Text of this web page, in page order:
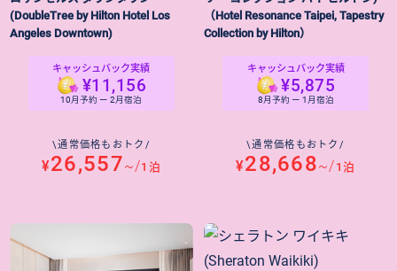
(DoubleTree by Hilton Hotel Los
Angeles Downtown)
キャッシュバック実績
¥11,156
10月予約 ー 2月宿泊
\通常価格もおトク/
¥26,557~/1泊
（Hotel Resonance Taipei, Tapestry
Collection by Hilton）
キャッシュバック実績
¥5,875
8月予約 ー 1月宿泊
\通常価格もおトク/
¥28,668~/1泊